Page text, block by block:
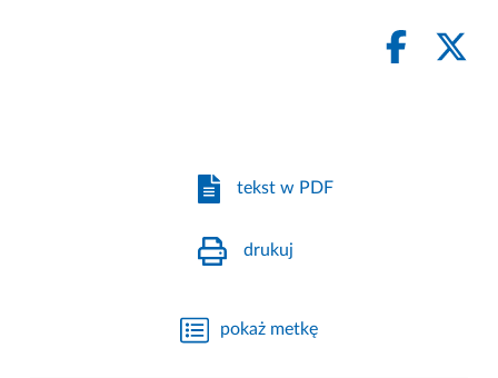
tekst w PDF
drukuj
pokaż metkę